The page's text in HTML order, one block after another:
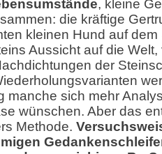
, kleine
die kräftige
kleinen Hund auf
Aussicht auf die
der
manche sich mehr
wünschen. Aber das
Methode.